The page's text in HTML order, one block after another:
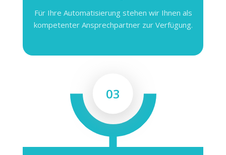
Für Ihre Automatisierung stehen wir Ihnen als
kompetenter Ansprechpartner zur Verfügung.
03